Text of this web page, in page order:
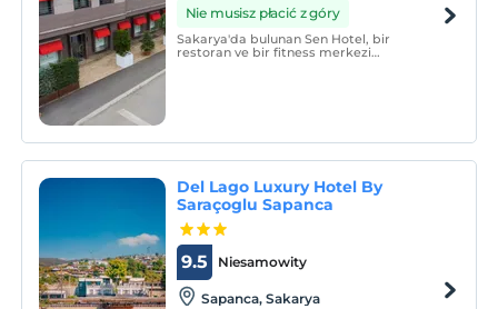
Nie musisz płacić z góry
Sakarya'da bulunan Sen Hotel, bir
restoran ve bir fitness merkezi
Del Lago Luxury Hotel By
Saraçoglu Sapanca
Niesamowity
9.5
Sapanca, Sakarya